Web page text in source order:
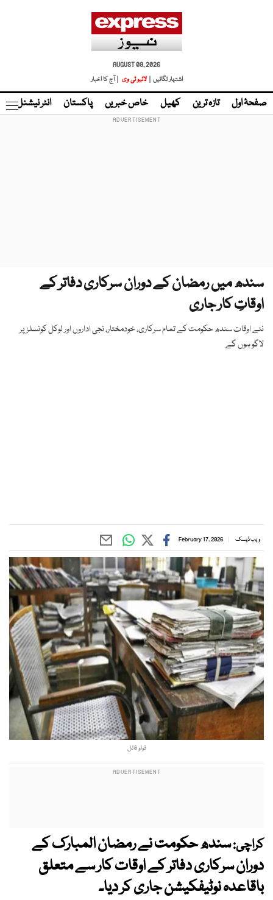
AUGUST 09, 2026
اشتہار لگائیں |
لائیو ٹی وی | آج کا اخبار
صفحۂ اول تازہ ترین کھیل خاص خبریں پاکستان انٹر نیشنل
سندھ میں رمضان کے دوران سرکاری دفاتر کے
اوقاتِ کار جاری
نئے اوقات سندھ حکومت کے تمام سرکاری، خودمختار، نجی اداروں اور لوکل کونسلز پر
لاگو ہوں گے
ویب ڈیسک February 17, 2026
فوٹو فائل
کراچی:سندھ حکومت نے رمضان المبارک کے
دوران سرکاری دفاتر کے اوقات کار سے متعلق
باقاعدہ نوٹیفکیشن جاری کر دیا۔